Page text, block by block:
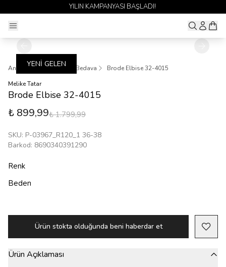
YILIN KAMPANYASI BAŞLADI!
YENİ GELEN
Ana Sayfa 1 Alana 1 Bedava
Brode Elbise 32-4015
Melike Tatar
Brode Elbise 32-4015
₺ 899,99₺ 1.799,99
SKU: P-03967_R120_1 36-38
Barkod: 8690340391290
Renk
Beden
Ürün stokta olduğunda beni haberdar et
Ürün Açıklaması